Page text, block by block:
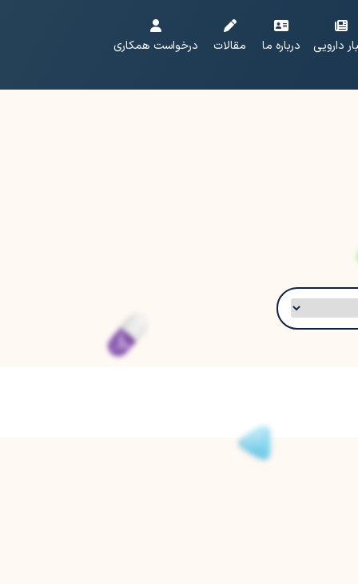
دارویی درباره ما مقالات درخواست همکاری